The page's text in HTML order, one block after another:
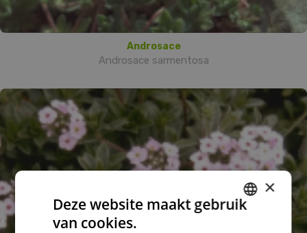
Androsace
Androsace sarmentosa
×
Deze website maakt gebruik
van cookies.